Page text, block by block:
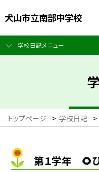
犬山市立南部中学校
学校日記メニュー
トップページ > 学校日記 >
第１学年 🌻